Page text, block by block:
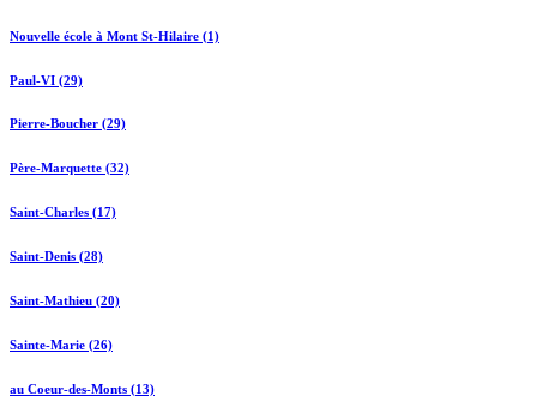
Nouvelle école à Mont St-Hilaire (1)
Paul-VI (29)
Pierre-Boucher (29)
Père-Marquette (32)
Saint-Charles (17)
Saint-Denis (28)
Saint-Mathieu (20)
Sainte-Marie (26)
au Coeur-des-Monts (13)